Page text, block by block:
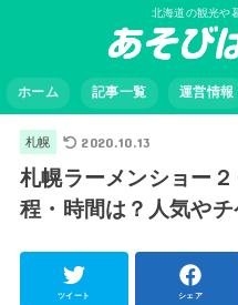
北海道の観光や
ホーム 記事一覧 運営情報
札幌 2020.10.13
札幌ラーメンショー
程・時間は？人気やチ
ツイート シェア